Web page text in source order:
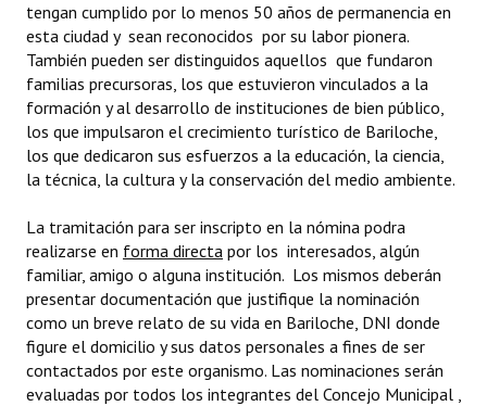
Organigrama
DOCUMENTOS
Informes de Gestión
Proyectos Presentados
Dictámenes Asesoría Letrada
Actas de Sesión
Informes de Unidad Coordinadora
Ejecución Presupuestaria
Actas de Audiencias Públicas
tengan cumplido por lo menos 50 años de permanencia en
esta ciudad y sean reconocidos por su labor pionera.
También pueden ser distinguidos aquellos que fundaron
familias precursoras, los que estuvieron vinculados a la
formación y al desarrollo de instituciones de bien público,
los que impulsaron el crecimiento turístico de Bariloche,
los que dedicaron sus esfuerzos a la educación, la ciencia,
la técnica, la cultura y la conservación del medio ambiente.
La tramitación para ser inscripto en la nómina podra
realizarse en forma directa por los interesados, algún
familiar, amigo o alguna institución. Los mismos deberán
presentar documentación que justifique la nominación
como un breve relato de su vida en Bariloche, DNI donde
figure el domicilio y sus datos personales a fines de ser
contactados por este organismo. Las nominaciones serán
evaluadas por todos los integrantes del Concejo Municipal ,